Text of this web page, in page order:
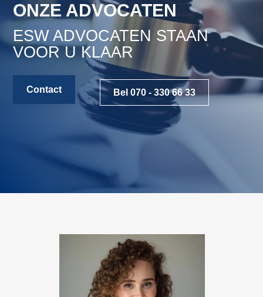
ONZE ADVOCATEN
ESW ADVOCATEN STAAN
VOOR U KLAAR
Contact Bel 070 - 330 66 33